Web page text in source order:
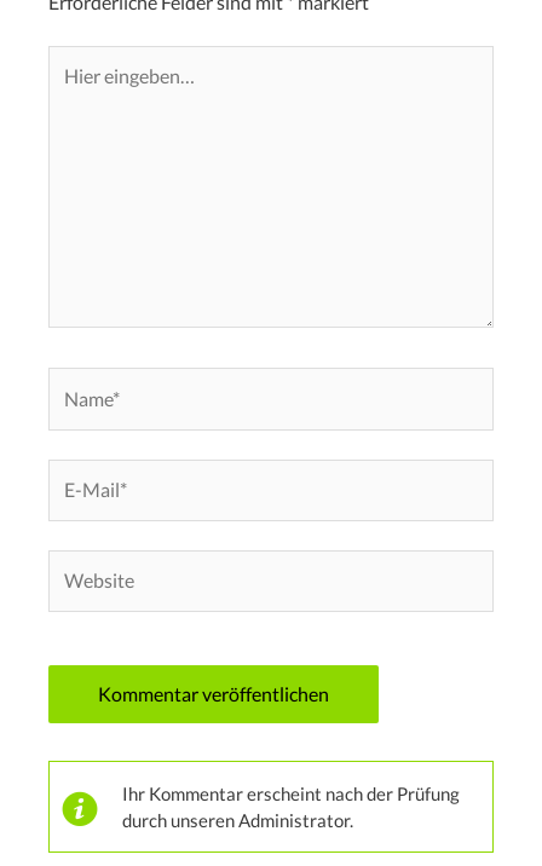
eingeben…
Ihr Kommentar erscheint nach der Prüfung
durch unseren Administrator.